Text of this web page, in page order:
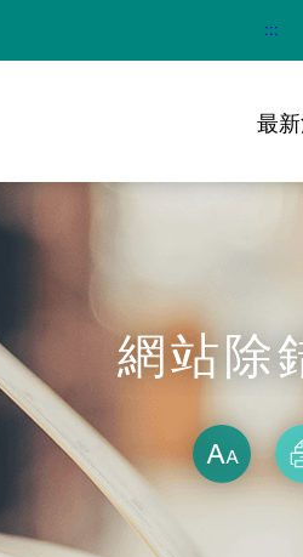
:::
最
網站除
放大